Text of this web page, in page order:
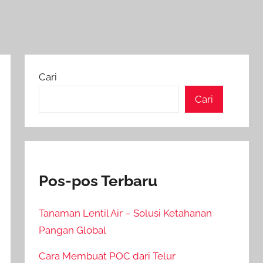
Cari
Cari
Pos-pos Terbaru
Tanaman Lentil Air – Solusi Ketahanan
Pangan Global
Cara Membuat POC dari Telur